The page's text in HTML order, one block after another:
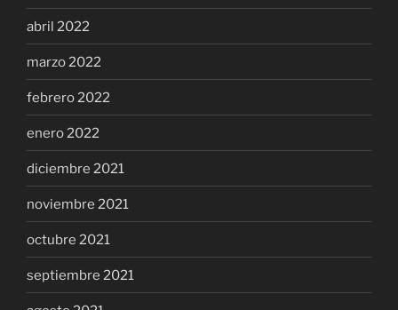
abril 2022
marzo 2022
febrero 2022
enero 2022
diciembre 2021
noviembre 2021
octubre 2021
septiembre 2021